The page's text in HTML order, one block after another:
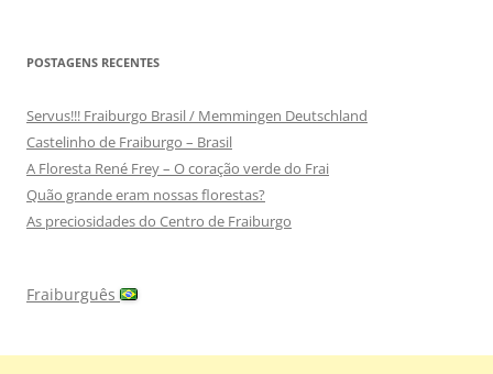
POSTAGENS RECENTES
Servus!!! Fraiburgo Brasil / Memmingen Deutschland
Castelinho de Fraiburgo – Brasil
A Floresta René Frey – O coração verde do Frai
Quão grande eram nossas florestas?
As preciosidades do Centro de Fraiburgo
Fraiburguês